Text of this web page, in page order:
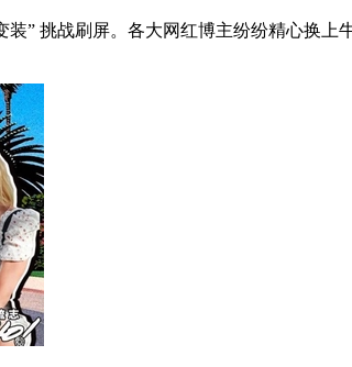
挑战刷屏。各大网红博主纷纷精心换上